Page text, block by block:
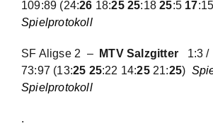
109:89 (24:26 18:25 25:1825:5 17
Spielprotokoll
SF Aligse 2 – MTV Salzgitter 1:3 /
73:97 (13:25 25:22 14:2521:25)
Spielprotokoll
.